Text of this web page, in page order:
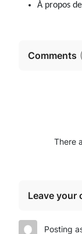
À propos
Comments (
There
Leave your
Posting